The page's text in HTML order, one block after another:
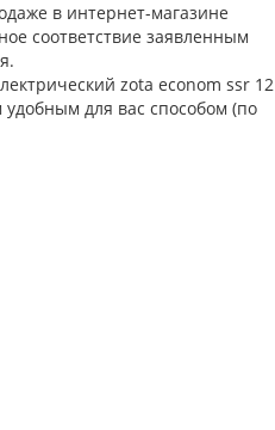
в интернет-магазине
соответствие заявленным
zota econom ssr 12
для вас способом (по